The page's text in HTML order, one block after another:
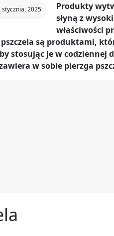
2025
Produkty
słyną z
właściwości
są produktami,
stosując je w codziennej
w sobie pierzga